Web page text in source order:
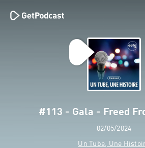
#113 - Gala - Freed
02/05/2024
Un Tube, Une